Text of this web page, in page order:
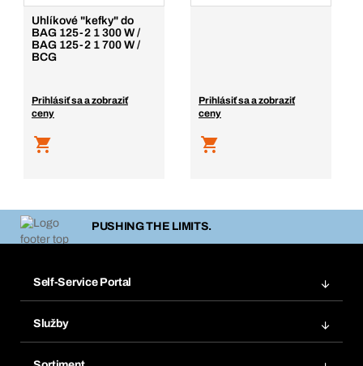
Uhlíkové "kefky" do
BAG 125-2 1 300 W /
BAG 125-2 1 700 W /
BCG
Prihlásiť sa a zobraziť
ceny
Prihlásiť sa a zobraziť
ceny
PUSHING THE LIMITS.
Self-Service Portal
Obľúbené
Služby